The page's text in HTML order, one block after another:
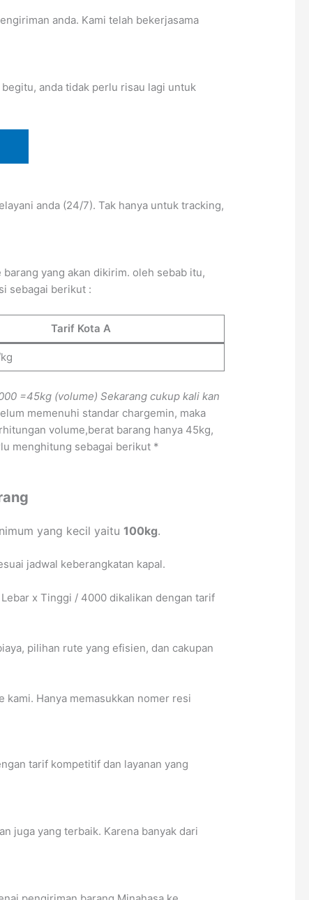
anda. Kami telah bekerjasama
anda tidak perlu risau lagi untuk
anda (24/7). Tak hanya untuk tracking,
yang akan dikirim. oleh sebab itu,
sebagai berikut :
Tarif Kota A
=45kg (volume) Sekarang cukup kali kan
memenuhi standar chargemin, maka
volume,berat barang hanya 45kg,
menghitung sebagai berikut *
yang kecil yaitu100kg.
jadwal keberangkatan kapal.
x Tinggi / 4000 dikalikan dengan tarif
pilihan rute yang efisien, dan cakupan
Hanya memasukkan nomer resi
tarif kompetitif dan layanan yang
juga yang terbaik. Karena banyak dari